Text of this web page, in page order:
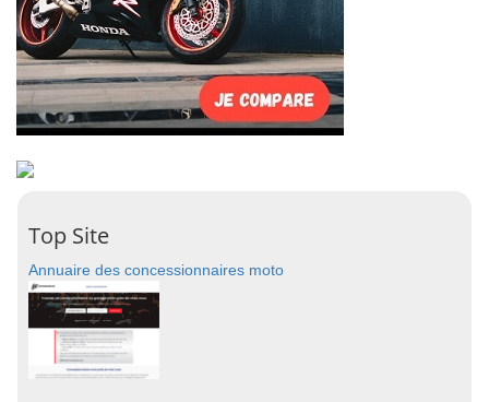
Top Site
Annuaire des concessionnaires moto